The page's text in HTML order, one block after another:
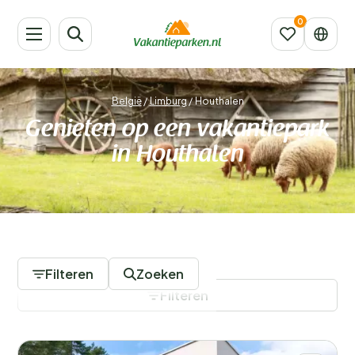
België/Limburg/Houthalen
Genieten op een vakantiepark
in Houthalen
Filteren Zoeken
Filteren